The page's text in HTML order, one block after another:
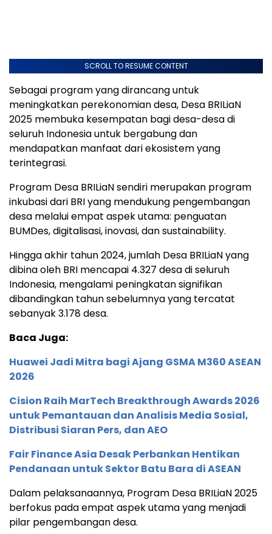
SCROLL TO RESUME CONTENT
Sebagai program yang dirancang untuk
meningkatkan perekonomian desa, Desa BRILiaN
2025 membuka kesempatan bagi desa-desa di
seluruh Indonesia untuk bergabung dan
mendapatkan manfaat dari ekosistem yang
terintegrasi.
Program Desa BRILiaN sendiri merupakan program
inkubasi dari BRI yang mendukung pengembangan
desa melalui empat aspek utama: penguatan
BUMDes, digitalisasi, inovasi, dan sustainability.
Hingga akhir tahun 2024, jumlah Desa BRILiaN yang
dibina oleh BRI mencapai 4.327 desa di seluruh
Indonesia, mengalami peningkatan signifikan
dibandingkan tahun sebelumnya yang tercatat
sebanyak 3.178 desa.
Baca Juga:
Huawei Jadi Mitra bagi Ajang GSMA M360 ASEAN
2026
Cision Raih MarTech Breakthrough Awards 2026
untuk Pemantauan dan Analisis Media Sosial,
Distribusi Siaran Pers, dan AEO
Fair Finance Asia Desak Perbankan Hentikan
Pendanaan untuk Sektor Batu Bara di ASEAN
Dalam pelaksanaannya, Program Desa BRILiaN 2025
berfokus pada empat aspek utama yang menjadi
pilar pengembangan desa.